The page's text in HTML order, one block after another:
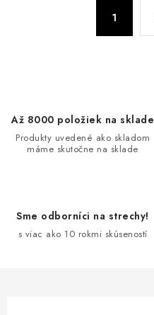
p
v
1
Až 8000 položiek na sklade
Produkty uvedené ako skladom
máme skutočne na sklade
Sme odborníci na strechy!
s viac ako 10 rokmi skúseností